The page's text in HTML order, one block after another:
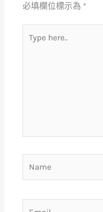
必填欄位標示為 *
here..